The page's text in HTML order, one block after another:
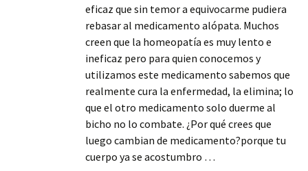
eficaz que sin temor a equivocarme pudiera
rebasar al medicamento alópata. Muchos
creen que la homeopatía es muy lento e
ineficaz pero para quien conocemos y
utilizamos este medicamento sabemos que
realmente cura la enfermedad, la elimina; lo
que el otro medicamento solo duerme al
bicho no lo combate. ¿Por qué crees que
luego cambian de medicamento?porque tu
cuerpo ya se acostumbro …